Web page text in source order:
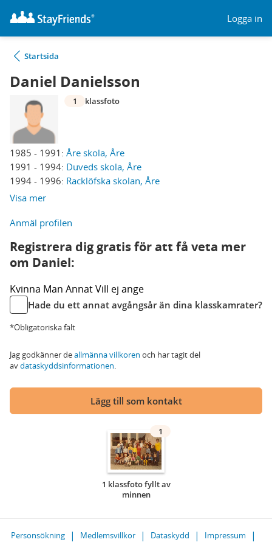
Logga in
Startsida
Daniel Danielsson
1985 - 1991: Åre skola, Åre
1991 - 1994: Duveds skola, Åre
1994 - 1996: Racklöfska skolan, Åre
Visa mer
1 klassfoto
Anmäl profilen
Registrera dig gratis för att få veta mer
om Daniel:
Kvinna Man AnnatVill ej ange
Hade du ett annat avgångsår än dina klasskamrater?
*Obligatoriska fält
Jag godkänner deallmänna villkoren och har tagit del
avdataskyddsinformationen.
Lägg till som kontakt
1
1 klassfoto fyllt av
minnen
Personsökning Medlemsvillkor Dataskydd
Impressum